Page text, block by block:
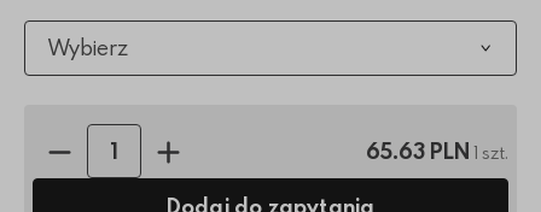
Wybierz
Ilość sztuk: 65.63 PLN 1 szt.